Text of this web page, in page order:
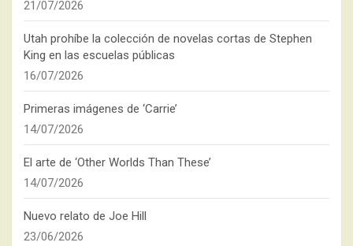
21/07/2026
Utah prohíbe la colección de novelas cortas de Stephen
King en las escuelas públicas
16/07/2026
Primeras imágenes de ‘Carrie’
14/07/2026
El arte de ‘Other Worlds Than These’
14/07/2026
Nuevo relato de Joe Hill
23/06/2026